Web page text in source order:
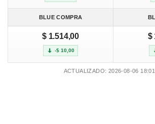
BLUE COMPRA
$ 1.514,00
-$ 10,00
$
ACTUALIZADO: 2026-08-06